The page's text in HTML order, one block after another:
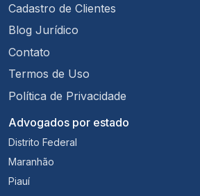
Cadastro de Clientes
Blog Jurídico
Contato
Termos de Uso
Política de Privacidade
Advogados por estado
Distrito Federal
Maranhão
Piauí